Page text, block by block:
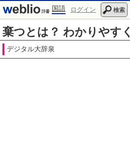
国語 ログイン 検索
棄つとは？ わかりやす
デジタル大辞泉